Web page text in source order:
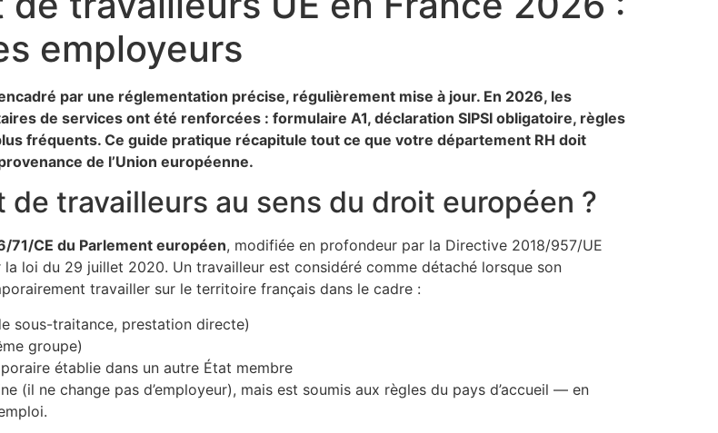
employeurs
par une réglementation précise, régulièrement mise à jour. En 2026, les
de services ont été renforcées : formulaire A1, déclaration SIPSI obligatoire, règles
fréquents. Ce guide pratique récapitule tout ce que votre département RH doit
de l’Union européenne.
travailleurs au sens du droit européen ?
71/CE du Parlement européen, modifiée en profondeur par la Directive 2018/957/UE
loi du 29 juillet 2020. Un travailleur est considéré comme détaché lorsque son
travailler sur le territoire français dans le cadre :
sous-traitance, prestation directe)
groupe)
établie dans un autre État membre
(il ne change pas d’employeur), mais est soumis aux règles du pays d’accueil — en